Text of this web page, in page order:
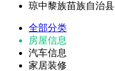
琼中黎族苗族自治县
全部分类
房屋信息
汽车信息
家居装修